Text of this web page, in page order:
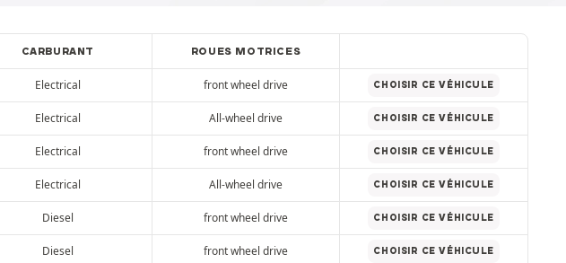
CARBURANT ROUES MOTRICES
Electrical front wheel drive CHOISIR CE VÉHICULE
Electrical All-wheel drive CHOISIR CE VÉHICULE
Electrical front wheel drive CHOISIR CE VÉHICULE
Electrical All-wheel drive CHOISIR CE VÉHICULE
Diesel front wheel drive CHOISIR CE VÉHICULE
Diesel front wheel drive CHOISIR CE VÉHICULE